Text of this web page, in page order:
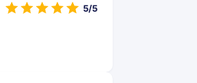
5/5